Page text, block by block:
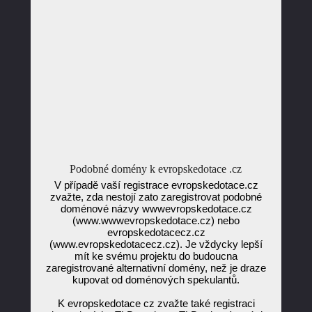
Podobné domény k evropskedotace .cz
V případě vaší registrace evropskedotace.cz
zvažte, zda nestojí zato zaregistrovat podobné
doménové názvy wwwevropskedotace.cz
(www.wwwevropskedotace.cz) nebo
evropskedotacecz.cz
(www.evropskedotacecz.cz). Je vždycky lepší
mít ke svému projektu do budoucna
zaregistrované alternativní domény, než je draze
kupovat od doménových spekulantů.
K evropskedotace cz zvažte také registraci